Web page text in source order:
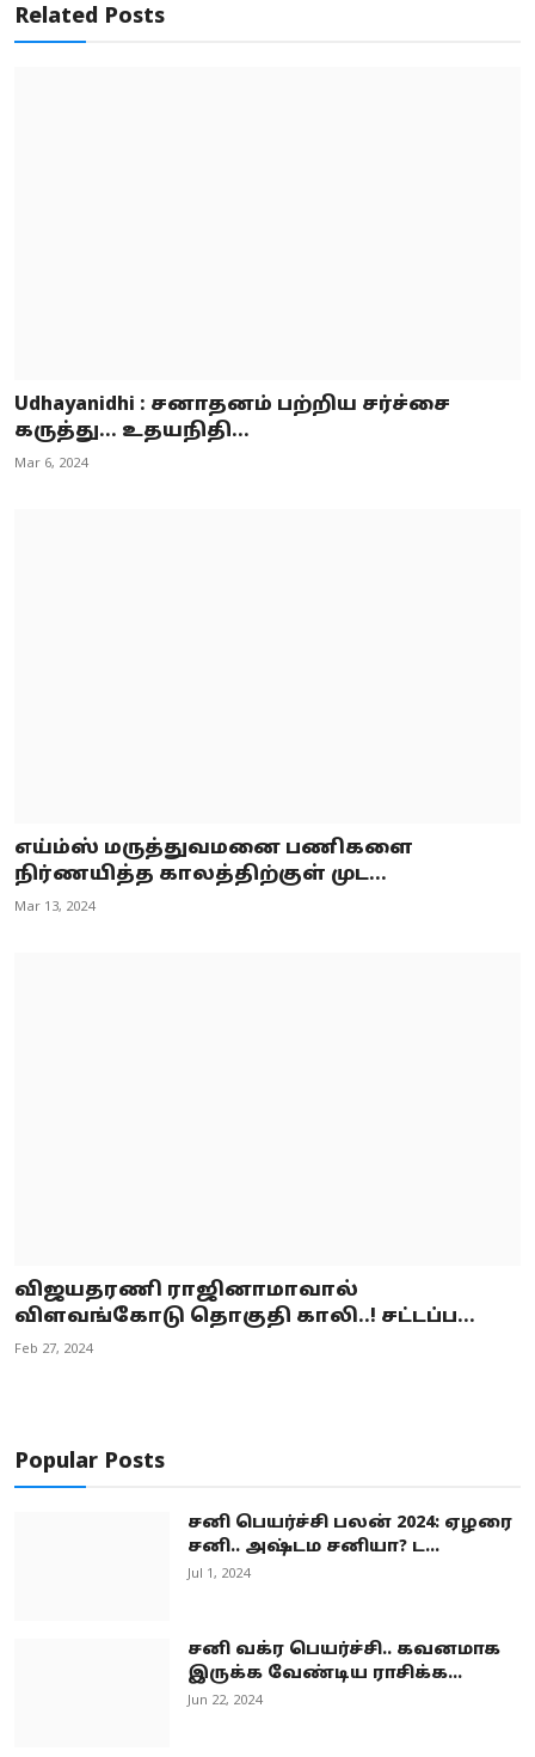
Related Posts
Udhayanidhi : சனாதனம் பற்றிய சர்ச்சை
கருத்து... உதயநிதி...
Mar 6, 2024
எய்ம்ஸ் மருத்துவமனை பணிகளை
நிர்ணயித்த காலத்திற்குள் முட...
Mar 13, 2024
விஜயதரணி ராஜினாமாவால்
விளவங்கோடு தொகுதி காலி..! சட்டப்ப...
Feb 27, 2024
Popular Posts
சனி பெயர்ச்சி பலன் 2024: ஏழரை
சனி.. அஷ்டம சனியா? ட...
Jul 1, 2024
சனி வக்ர பெயர்ச்சி.. கவனமாக
இருக்க வேண்டிய ராசிக்க...
Jun 22, 2024